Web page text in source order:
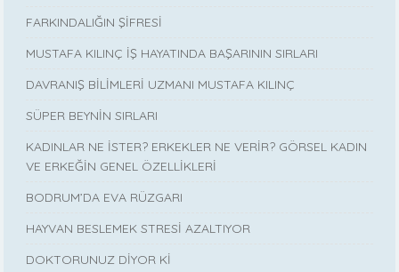
FARKINDALIĞIN ŞİFRESİ
MUSTAFA KILINÇ İŞ HAYATINDA BAŞARININ SIRLARI
DAVRANIŞ BİLİMLERİ UZMANI MUSTAFA KILINÇ
SÜPER BEYNİN SIRLARI
KADINLAR NE İSTER? ERKEKLER NE VERİR? GÖRSEL KADIN
VE ERKEĞİN GENEL ÖZELLİKLERİ
BODRUM’DA EVA RÜZGARI
HAYVAN BESLEMEK STRESİ AZALTIYOR
DOKTORUNUZ DİYOR Kİ